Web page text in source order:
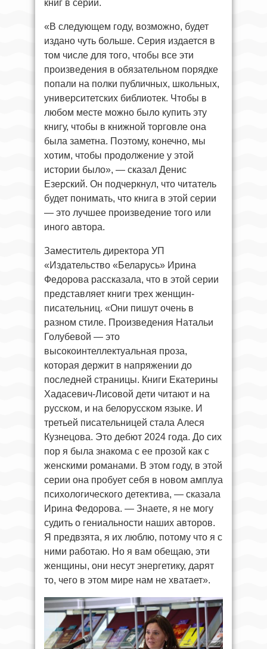
книг в серии.
«В следующем году, возможно, будет
издано чуть больше. Серия издается в
том числе для того, чтобы все эти
произведения в обязательном порядке
попали на полки публичных, школьных,
университетских библиотек. Чтобы в
любом месте можно было купить эту
книгу, чтобы в книжной торговле она
была заметна. Поэтому, конечно, мы
хотим, чтобы продолжение у этой
истории было», — сказал Денис
Езерский. Он подчеркнул, что читатель
будет понимать, что книга в этой серии
— это лучшее произведение того или
иного автора.
Заместитель директора УП
«Издательство «Беларусь» Ирина
Федорова рассказала, что в этой серии
представляет книги трех женщин-
писательниц. «Они пишут очень в
разном стиле. Произведения Натальи
Голубевой — это
высокоинтеллектуальная проза,
которая держит в напряжении до
последней страницы. Книги Екатерины
Хадасевич-Лисовой дети читают и на
русском, и на белорусском языке. И
третьей писательницей стала Алеся
Кузнецова. Это дебют 2024 года. До сих
пор я была знакома с ее прозой как с
женскими романами. В этом году, в этой
серии она пробует себя в новом амплуа
психологического детектива, — сказала
Ирина Федорова. — Знаете, я не могу
судить о гениальности наших авторов.
Я предвзята, я их люблю, потому что я с
ними работаю. Но я вам обещаю, эти
женщины, они несут энергетику, дарят
то, чего в этом мире нам не хватает».